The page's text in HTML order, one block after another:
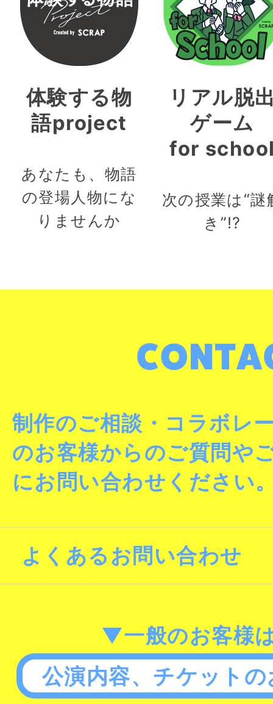
体験する物
語project
あなたも、物語
の登場人物にな
りませんか
リアル脱
ゲーム
for
次の授業は“謎
き”!?
制作のご相談・コラボレ
のお客様からのご質問や
にお問い合わせください
よくあるお問い合わせ
▼一般のお客様
公演内容、チケット